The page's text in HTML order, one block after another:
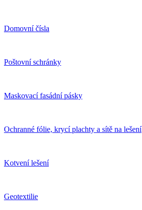
Domovní čísla
Poštovní schránky
Maskovací fasádní pásky
Ochranné fólie, krycí plachty a sítě na lešení
Kotvení lešení
Geotextilie